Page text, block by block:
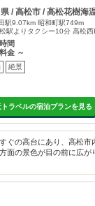
/ 高松市 / 高松花樹海
駅9.07km 昭和町駅749m
駅よりタクシー10分 高松
間
金 ～
絶景
トラベルの宿泊プランを見る
ぐの高台にあり、高松市
面の景色が目の前に広が